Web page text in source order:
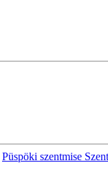
Püspöki szentmise